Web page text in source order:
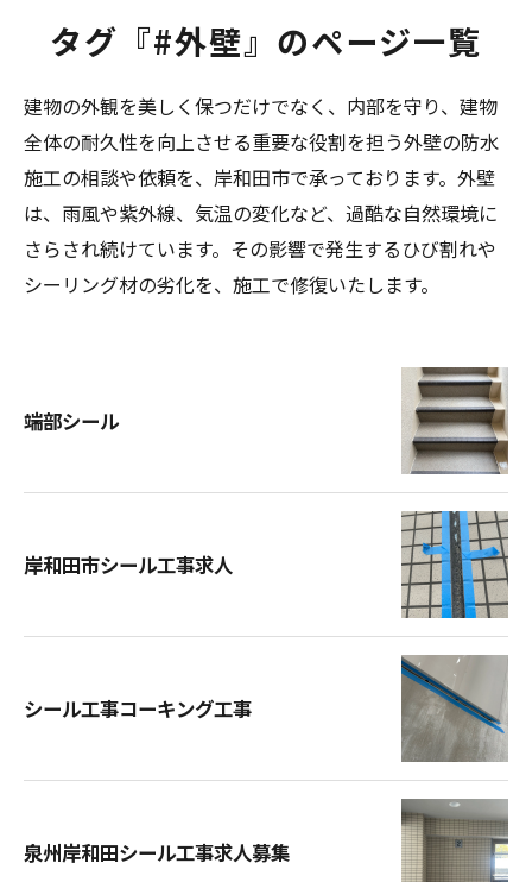
タグ『#外壁』のページ一覧
建物の外観を美しく保つだけでなく、内部を守り、建物
全体の耐久性を向上させる重要な役割を担う外壁の防水
施工の相談や依頼を、岸和田市で承っております。外壁
は、雨風や紫外線、気温の変化など、過酷な自然環境に
さらされ続けています。その影響で発生するひび割れや
シーリング材の劣化を、施工で修復いたします。
端部シール
岸和田市シール工事求人
シール工事コーキング工事
泉州岸和田シール工事求人募集